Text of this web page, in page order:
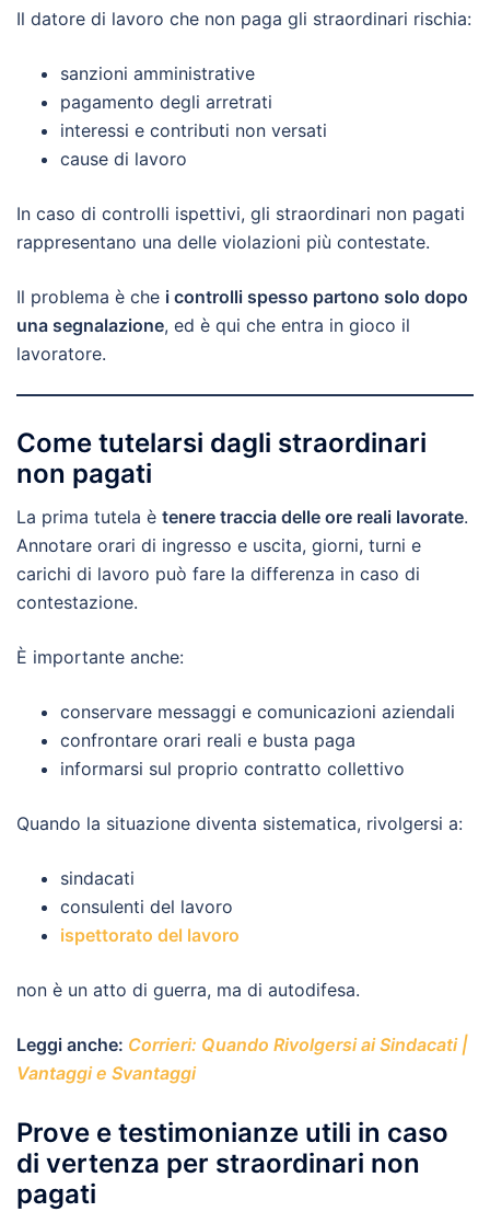
Il datore di lavoro che non paga gli straordinari rischia:
sanzioni amministrative
pagamento degli arretrati
interessi e contributi non versati
cause di lavoro
In caso di controlli ispettivi, gli straordinari non pagati
rappresentano una delle violazioni più contestate.
Il problema è che i controlli spesso partono solo dopo
una segnalazione, ed è qui che entra in gioco il
lavoratore.
Come tutelarsi dagli straordinari
non pagati
La prima tutela è tenere traccia delle ore reali lavorate.
Annotare orari di ingresso e uscita, giorni, turni e
carichi di lavoro può fare la differenza in caso di
contestazione.
È importante anche:
conservare messaggi e comunicazioni aziendali
confrontare orari reali e busta paga
informarsi sul proprio contratto collettivo
Quando la situazione diventa sistematica, rivolgersi a:
sindacati
consulenti del lavoro
ispettorato del lavoro
non è un atto di guerra, ma di autodifesa.
Leggi anche: Corrieri: Quando Rivolgersi ai Sindacati |
Vantaggi e Svantaggi
Prove e testimonianze utili in caso
di vertenza per straordinari non
pagati